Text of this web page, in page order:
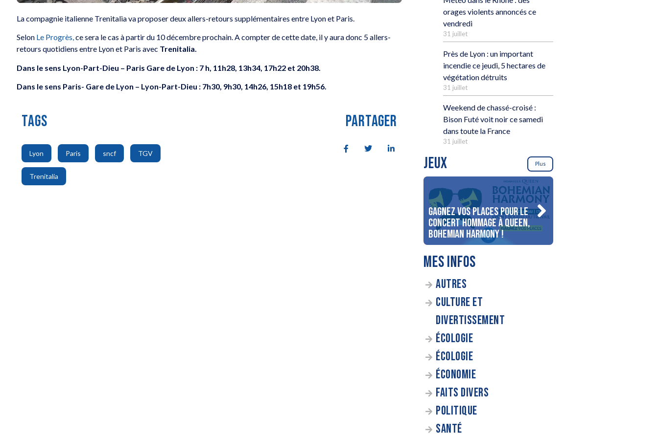
La compagnie italienne Trenitalia va proposer deux allers-retours supplémentaires entre Lyon et Paris.
Selon Le Progrès,ce sera le cas à partir du 10 décembre prochain. A compter de cette date, il y aura donc 5 allers-
retours quotidiens entre Lyon et Paris avec Trenitalia.
Dans le sens Lyon-Part-Dieu – Paris Gare de Lyon : 7 h, 11h28, 13h34, 17h22 et 20h38.
Dans le sens Paris- Gare de Lyon – Lyon-Part-Dieu : 7h30, 9h30, 14h26, 15h18 et 19h56.
TAGS
Lyon
,
Paris
,
sncf
,
TGV
Trenitalia
PARTAGER
orages violents annoncés ce
vendredi
31 juillet
Près de Lyon : un important
incendie ce jeudi, 5 hectares de
végétation détruits
31 juillet
Weekend de chassé-croisé :
Bison Futé voit noir ce samedi
dans toute la France
31 juillet
JEUX Plus
Gagnez vos places pour le
concert Hommage à Queen,
Bohemian Harmony !
MES INFOS
AUTRES
CULTURE ET
DIVERTISSEMENT
ÉCOLOGIE
ÉCOLOGIE
ÉCONOMIE
FAITS DIVERS
POLITIQUE
SANTÉ